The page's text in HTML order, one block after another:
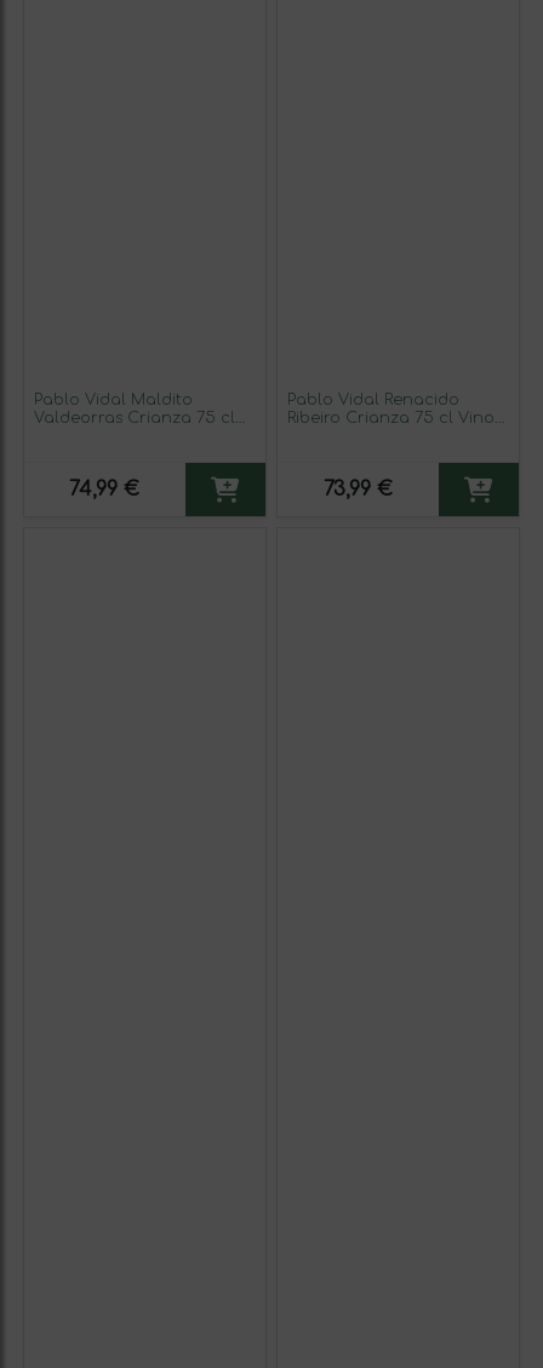
Pablo Vidal Maldito
Valdeorras Crianza 75 cl
74,99 €
Pablo Vidal Renacido
Ribeiro Crianza 75 cl Vino
73,99 €